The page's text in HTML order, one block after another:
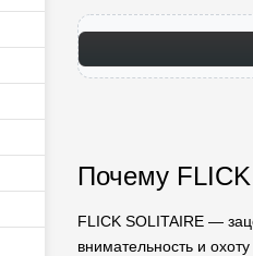
Почему
FLICK SOLITAIRE —
внимательность и